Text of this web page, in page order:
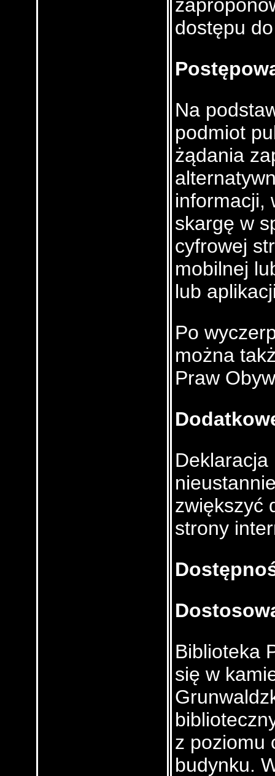
dostępu
Na
podmiot
żądania
informacji,
skargę w
cyfrowej
mobilnej
lub
Po
można
Praw
zwiększyć
strony
Biblioteka
się w
z poziomu
budynku.